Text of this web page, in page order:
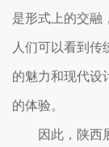
是形式上的交融
人们可以看到
的魅力和现代设
的体验。
因此，陕西